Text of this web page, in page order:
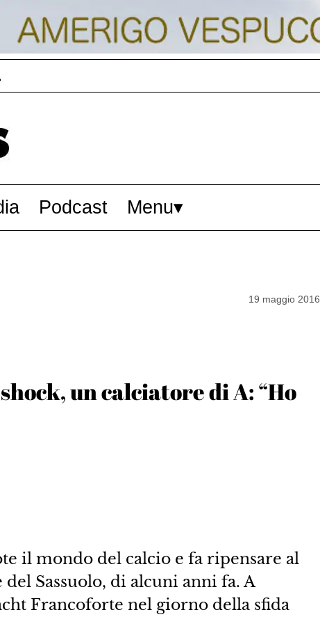
Podcast Menu
19 maggio 2016
un calciatore di A: “Ho
il mondo del calcio e fa ripensare al
Sassuolo, di alcuni anni fa. A
Francoforte nel giorno della sfida